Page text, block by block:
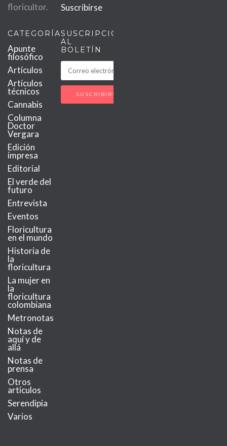
floricultor.
Suscribirse
CATEGORÍAS
Apunte
filosófico
Artículos
Artículos
técnicos
Cannabis
Columna
Doctor
Vergara
Edición
impresa
Editorial
El verde del
futuro
Entrevista
Eventos
Floricultura
en el mundo
Historia de
la
floricultura
La mujer en
la
floricultura
colombiana
Metronotas
Notas de
aquí y de
allá
Notas de
prensa
Otros
artículos
Serendipia
Varios
SUSCRIPCIÓN
AL
BOLETÍN